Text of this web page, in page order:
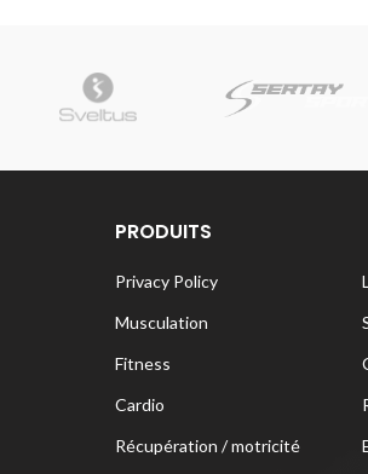
PRODUITS
Privacy Policy
Musculation
Fitness
Cardio
Récupération / motricité